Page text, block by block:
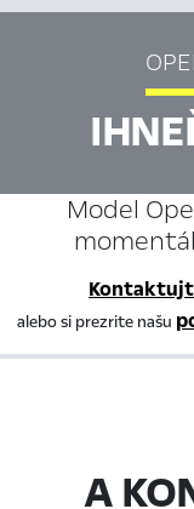
Model
alebo si prezrite našu
A